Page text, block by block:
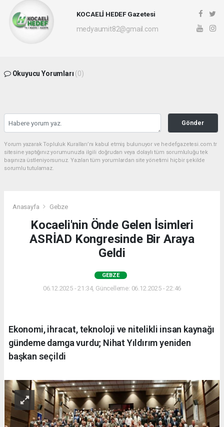
KOCAELİ HEDEF Gazetesi
medyaumit82@gmail.com
Okuyucu Yorumları (0)
Gönder
Yorum yazarak Topluluk Kuralları’nı kabul etmiş bulunuyor ve hedefgazetesi.com.tr
sitesine yaptığınız yorumunuzla ilgili doğrudan veya dolaylı tüm sorumluluğu tek
başınıza üstleniyorsunuz. Yazılan tüm yorumlardan site yönetimi hiçbir şekilde
sorumlu tutulamaz.
Anasayfa Gebze
Kocaeli'nin Önde Gelen İsimleri
ASRİAD Kongresinde Bir Araya
Geldi
GEBZE
06.12.2025 - 21:34, Güncelleme: 06.12.2025 - 22:46
Ekonomi, ihracat, teknoloji ve nitelikli insan kaynağı
gündeme damga vurdu; Nihat Yıldırım yeniden
başkan seçildi